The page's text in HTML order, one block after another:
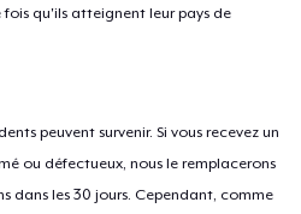
fois qu'ils atteignent leur pays de
peuvent survenir. Si vous recevez un
ou défectueux, nous le remplacerons
dans les 30 jours. Cependant, comme